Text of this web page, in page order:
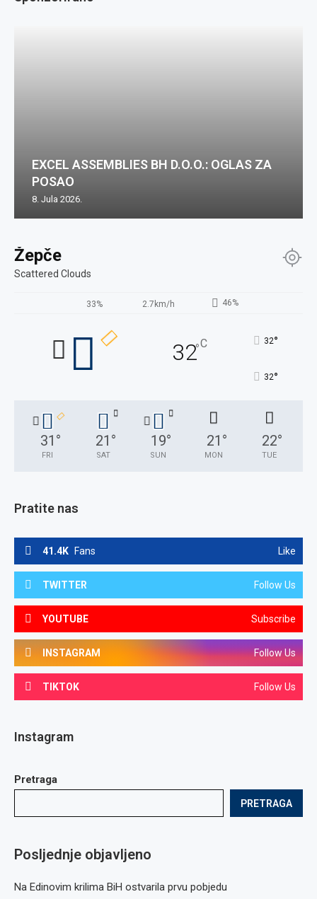
Žepče
Scattered Clouds
33% 2.7km/h 46%
32°C 32°
32°
31 °
FRI
21 °
SAT
19°
SUN
21 °
MON
22°
TUE
Pratite nas
41.4K Fans Like
TWITTER Follow Us
YOUTUBE Subscribe
INSTAGRAM Follow Us
TIKTOK Follow Us
Instagram
Pretraga
PRETRAGA
Posljednje objavljeno
Na Edinovim krilima BiH ostvarila prvu pobjedu
EXCEL ASSEMBLIES BH D.O.O.: OGLAS ZA
POSAO
8. Jula 2026.